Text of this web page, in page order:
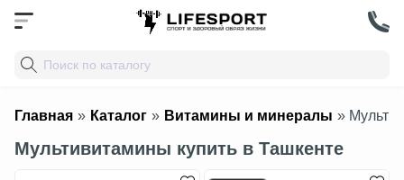
Главная » Каталог » Витамины и минералы »
Мультивитамины купить в Ташкенте